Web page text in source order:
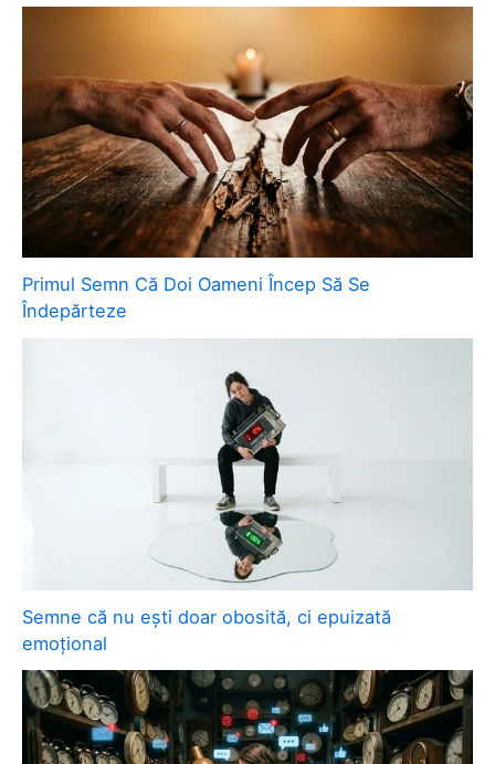
Primul Semn Că Doi Oameni Încep Să Se
Îndepărteze
Semne că nu ești doar obosită, ci epuizată
emoțional